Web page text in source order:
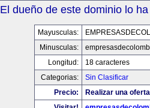
El dueño de este dominio lo
Mayusculas:
Minusculas:
Longitud:
18 caracteres
Categorias:
Sin Clasificar
Precio:
Realizar una